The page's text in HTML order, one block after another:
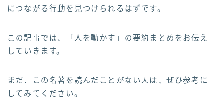
につながる行動を見つけられるはずです。
この記事では、「人を動かす」の要約まとめをお伝え
していきます。
まだ、この名著を読んだことがない人は、ぜひ参考に
してみてください。